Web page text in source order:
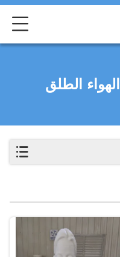
الطلق